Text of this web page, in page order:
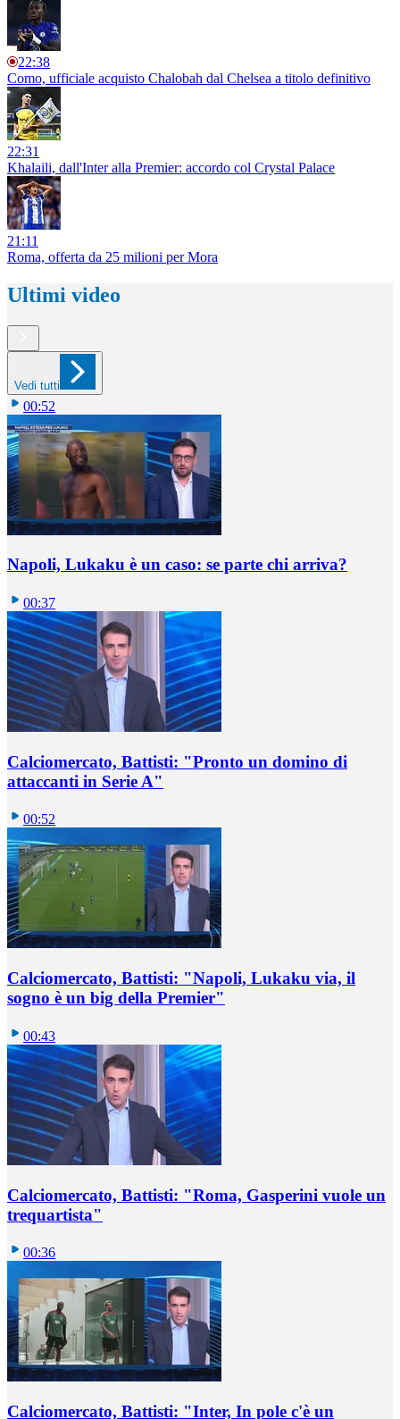
22:38
Como, ufficiale acquisto Chalobah dal Chelsea a titolo definitivo
22:31
Khalaili, dall'Inter alla Premier: accordo col Crystal Palace
21:11
Roma, offerta da 25 milioni per Mora
Ultimi video
Vedi tutti
00:52
Napoli, Lukaku è un caso: se parte chi arriva?
00:37
Calciomercato, Battisti: "Pronto un domino di
attaccanti in Serie A"
00:52
Calciomercato, Battisti: "Napoli, Lukaku via, il
sogno è un big della Premier"
00:43
Calciomercato, Battisti: "Roma, Gasperini vuole un
trequartista"
00:36
Calciomercato, Battisti: "Inter, In pole c'è un